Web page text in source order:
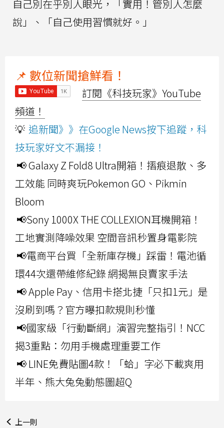
自己別在乎別人眼光，「實用！管別人怎麼
說」、「自己使用習慣就好。」
📌 數位新聞搶鮮看！
訂閱《科技玩家》YouTube
頻道！
💡 追新聞》》在Google News按下追蹤，科
技玩家好文不漏接！
📢 Galaxy Z Fold8 Ultra開箱！摺痕退散、多
工效能 同時爽玩Pokemon GO、Pikmin
Bloom
📢Sony 1000X THE COLLEXION耳機開箱！
工地實測降噪效果 空間音訊秒置身電影院
📢電商平台買「全新庫存機」踩雷！電池循
環44次還帶維修紀錄 網揭無良賣家手法
📢 Apple Pay、信用卡搭北捷「只扣1元」是
沒刷到嗎？官方曝扣款規則秒懂
📢國家級「行動斷網」演習完整指引！NCC
揭3重點：勿用手機處理重要工作
📢 LINE免費貼圖4款！「蛤」字必下載爽用
半年、熊大兔兔動態圖超Q
上一則